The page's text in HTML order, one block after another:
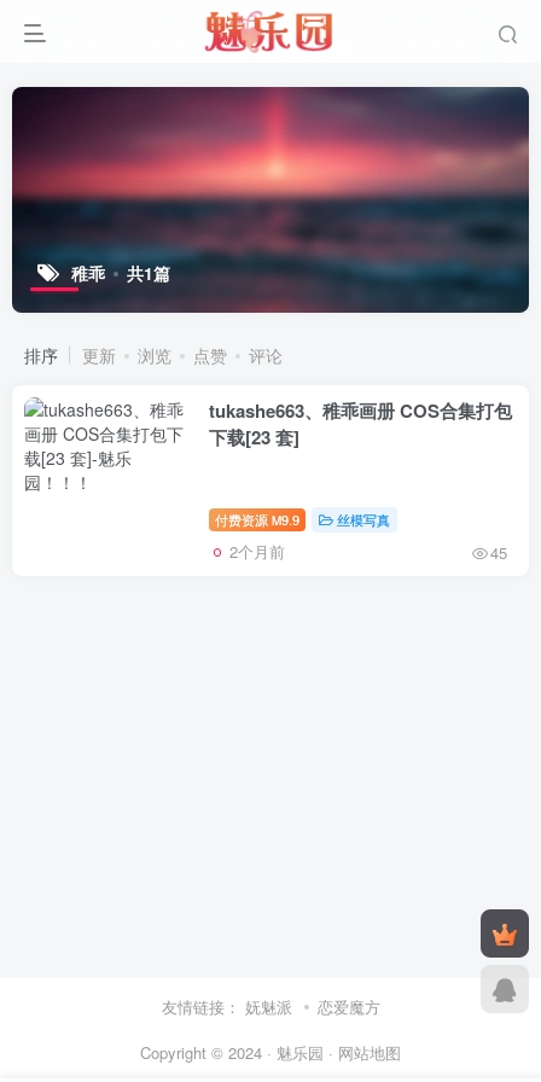
稚乖 共1篇
排序 更新 浏览 点赞 评论
tukashe663、稚乖画册 COS合集打包
下载[23 套]
付费资源 M9.9 丝模写真
2个月前 45
友情链接： 妩魅派
恋爱魔方
Copyright © 2024 · 魅乐园 · 网站地图